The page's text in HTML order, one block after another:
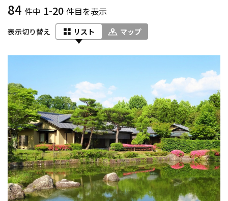
84 件中 1-20 件目を表示
表示切り替え リスト マップ